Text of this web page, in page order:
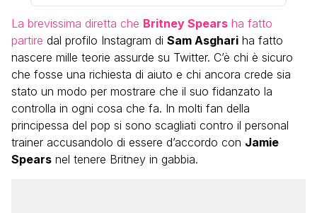
La brevissima diretta che Britney Spears ha fatto
partire dal profilo Instagram di Sam Asghari ha fatto
nascere mille teorie assurde su Twitter. C’è chi è sicuro
che fosse una richiesta di aiuto e chi ancora crede sia
stato un modo per mostrare che il suo fidanzato la
controlla in ogni cosa che fa. In molti fan della
principessa del pop si sono scagliati contro il personal
trainer accusandolo di essere d’accordo con Jamie
Spears nel tenere Britney in gabbia.